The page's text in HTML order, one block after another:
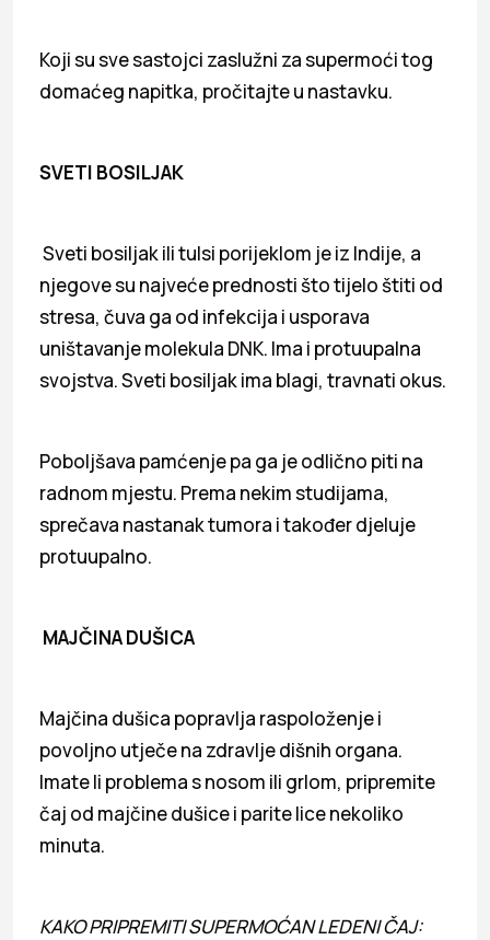
Koji su sve sastojci zaslužni za supermoći tog
domaćeg napitka, pročitajte u nastavku.
SVETI BOSILJAK
Sveti bosiljak ili tulsi porijeklom je iz Indije, a
njegove su najveće prednosti što tijelo štiti od
stresa, čuva ga od infekcija i usporava
uništavanje molekula DNK. Ima i protuupalna
svojstva. Sveti bosiljak ima blagi, travnati okus.
Poboljšava pamćenje pa ga je odlično piti na
radnom mjestu. Prema nekim studijama,
sprečava nastanak tumora i također djeluje
protuupalno.
MAJČINA DUŠICA
Majčina dušica popravlja raspoloženje i
povoljno utječe na zdravlje dišnih organa.
Imate li problema s nosom ili grlom, pripremite
čaj od majčine dušice i parite lice nekoliko
minuta.
KAKO PRIPREMITI SUPERMOĆAN LEDENI ČAJ: